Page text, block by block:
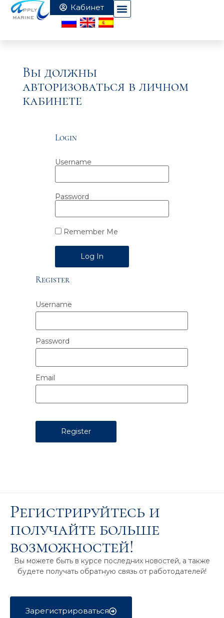
Вы должны
авторизоваться в личном
кабинете
Login
Username
Password
Remember Me
Alternative:
Register
Username
Password
Email
Регистрируйтесь и
получайте больше
возможностей!
Вы можете быть в курсе последних новостей, а также
будете получать обратную связь от работодателей!
Зарегистрироваться